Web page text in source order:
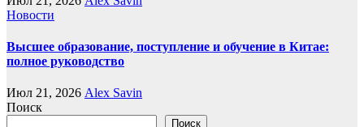
Новости
Высшее образование, поступление и обучение в Китае:
полное руководство
Июл 21, 2026 Alex Savin
Поиск
Поиск